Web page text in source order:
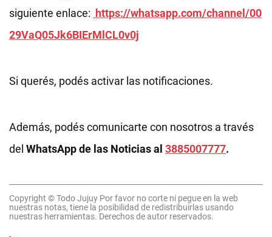
siguiente enlace: https://whatsapp.com/channel/00
29VaQ05Jk6BIErMlCL0v0j
Si querés, podés activar las notificaciones.
Además, podés comunicarte con nosotros a través
del WhatsApp de las Noticias al 3885007777.
Copyright © Todo Jujuy Por favor no corte ni pegue en la web
nuestras notas, tiene la posibilidad de redistribuirlas usando
nuestras herramientas. Derechos de autor reservados.